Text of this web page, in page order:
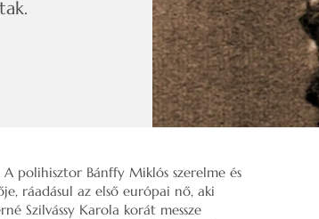
polihisztor Bánffy Miklós szerelme és
ráadásul az első európai nő, aki
Szilvássy Karola korát messze